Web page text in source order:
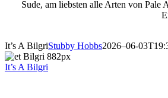
Sude, am liebsten alle Arten von Pale
It’s A BilgriStubby Hobbs2026–06-
It’s A Bilgri